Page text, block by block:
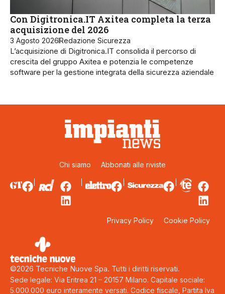
Con Digitronica.IT Axitea completa la terza
acquisizione del 2026
3 Agosto 2026Redazione Sicurezza
L’acquisizione di Digitronica.IT consolida il percorso di
crescita del gruppo Axitea e potenzia le competenze
software per la gestione integrata della sicurezza aziendale
Chi siamo Abbonati alle riviste
Privacy Policy Cookie Policy
©2026 Tecniche Nuove Spa. Tutti i diritti riservati.
Sede legale: Via Eritrea 21 – 20157 Milano. Capitale sociale:
5.000.000 euro interamente versati. Codice fiscale, Partita Iva